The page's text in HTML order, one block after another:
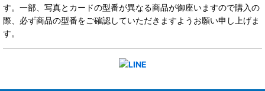
す。一部、写真とカードの型番が異なる商品が御座いますので購入の
際、必ず商品の型番をご確認していただきますようお願い申し上げま
す。